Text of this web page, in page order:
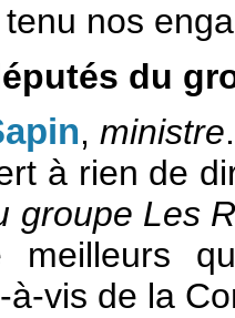
nos
du
, ministre
à rien de
groupe Les
meilleurs
à-vis de la